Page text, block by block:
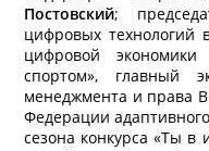
Постовский;
цифровых
цифровой
спортом», главный
менеджмента и права
Федерации
сезона конкурса «Ты в